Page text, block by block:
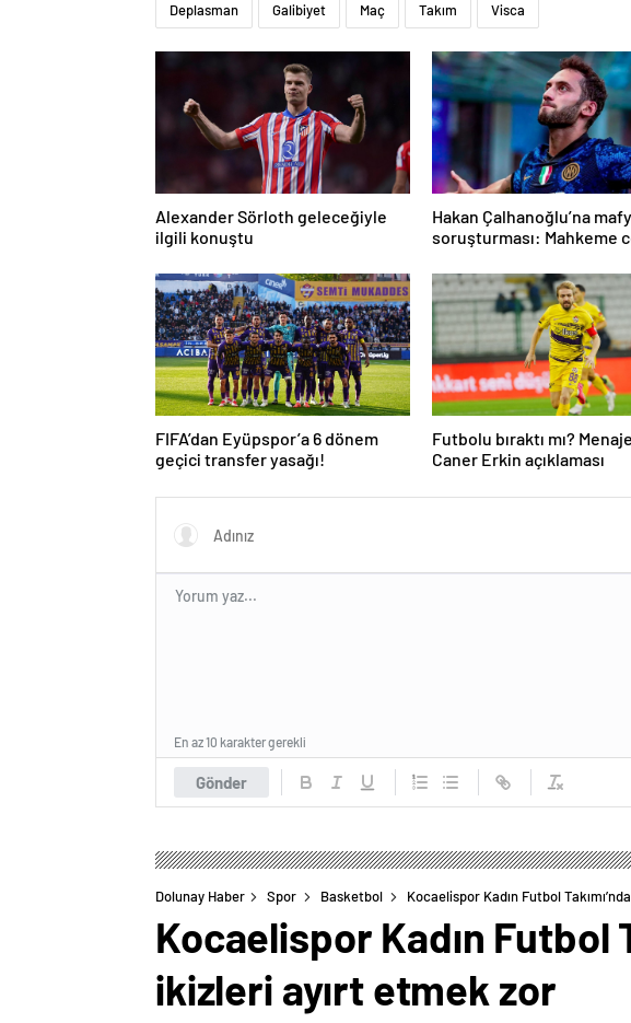
Deplasman Galibiyet Maç Takım Visca
Alexander Sörloth geleceğiyle
ilgili konuştu
Hakan Çalhanoğlu’na
soruşturması: Mahkeme
FIFA’dan Eyüpspor’a 6 dönem
geçici transfer yasağı!
Futbolu bıraktı mı?
Caner Erkin açıklaması
Gönder
En az 10 karakter gerekli
Dolunay Haber Spor Basketbol Kocaelispor Kadın Futbol
Kocaelispor Kadın Futbol
ikizleri ayırt etmek zor